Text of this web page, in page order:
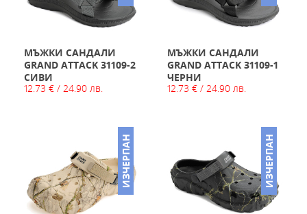
МЪЖКИ САНДАЛИ
GRAND ATTACK 31109-2
СИВИ
12.73 € / 24.90 лв.
МЪЖКИ САНДАЛИ
GRAND ATTACK 31109-1
ЧЕРНИ
12.73 € / 24.90 лв.
ИЗЧЕРПАН ИЗЧЕРПАН